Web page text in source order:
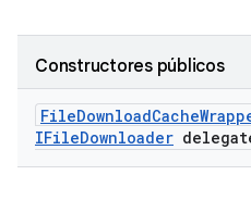
Constructores públicos
FileDownloadCache
IFileDownloader